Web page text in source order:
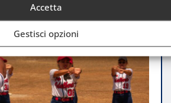
Accetta
Gestisci opzioni